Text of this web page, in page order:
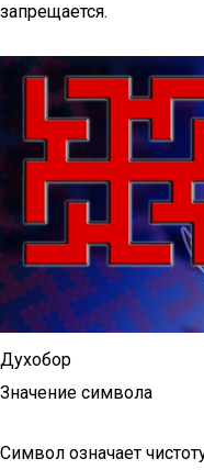
запрещается.
Духобор
Значение символа
Символ означает